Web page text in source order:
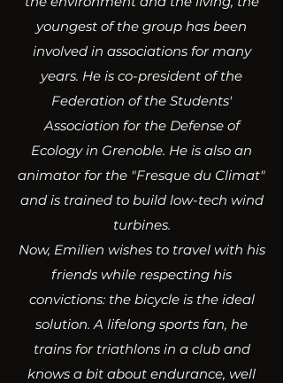
youngest of the group has been
involved in associations for many
years. He is co-president of the
Federation of the Students'
Association for the Defense of
Ecology in Grenoble. He is also an
animator for the "Fresque du Climat"
and is trained to build low-tech wind
turbines.
Now, Emilien wishes to travel with his
friends while respecting his
convictions: the bicycle is the ideal
solution. A lifelong sports fan, he
trains for triathlons in a club and
knows a bit about endurance, well